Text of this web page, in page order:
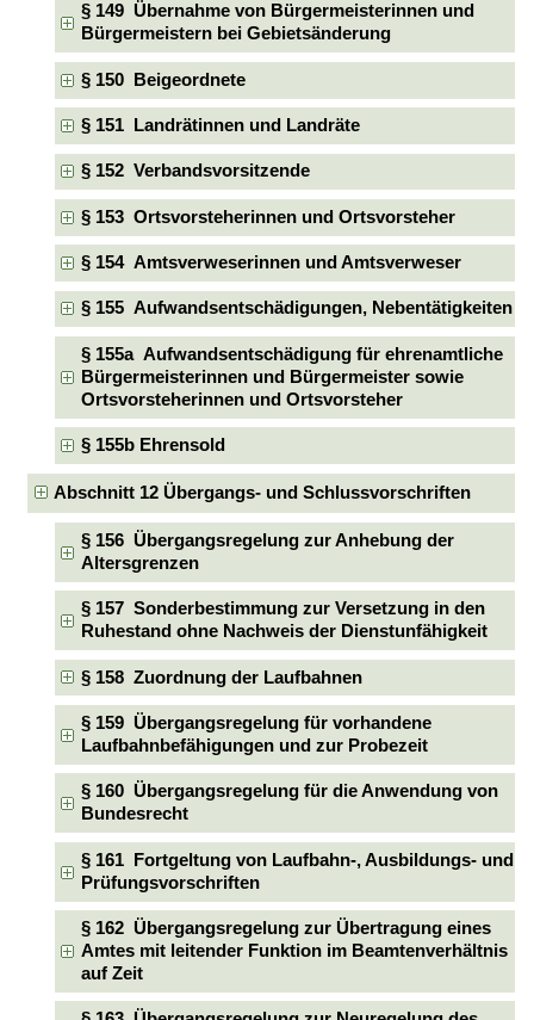
§ 149 Übernahme von Bürgermeisterinnen und
Bürgermeistern bei Gebietsänderung
§ 150 Beigeordnete
§ 151 Landrätinnen und Landräte
§ 152 Verbandsvorsitzende
§ 153 Ortsvorsteherinnen und Ortsvorsteher
§ 154 Amtsverweserinnen und Amtsverweser
§ 155 Aufwandsentschädigungen, Nebentätigkeiten
§ 155a Aufwandsentschädigung für ehrenamtliche
Bürgermeisterinnen und Bürgermeister sowie
Ortsvorsteherinnen und Ortsvorsteher
§ 155b Ehrensold
Abschnitt 12 Übergangs- und Schlussvorschriften
§ 156 Übergangsregelung zur Anhebung der
Altersgrenzen
§ 157 Sonderbestimmung zur Versetzung in den
Ruhestand ohne Nachweis der Dienstunfähigkeit
§ 158 Zuordnung der Laufbahnen
§ 159 Übergangsregelung für vorhandene
Laufbahnbefähigungen und zur Probezeit
§ 160 Übergangsregelung für die Anwendung von
Bundesrecht
§ 161 Fortgeltung von Laufbahn-, Ausbildungs- und
Prüfungsvorschriften
§ 162 Übergangsregelung zur Übertragung eines
Amtes mit leitender Funktion im Beamtenverhältnis
auf Zeit